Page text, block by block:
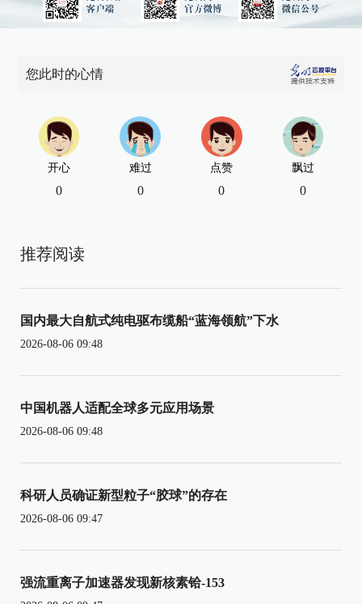
您此时的心情
开心
0
难过
0
点赞
0
飘过
0
推荐阅读
国内最大自航式纯电驱布缆船“蓝海领航”下水
2026-08-06 09:48
中国机器人适配全球多元应用场景
2026-08-06 09:48
科研人员确证新型粒子“胶球”的存在
2026-08-06 09:47
强流重离子加速器发现新核素铪-153